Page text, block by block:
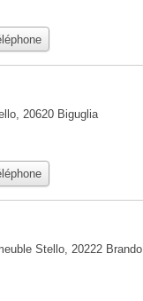
20620 Biguglia
Stello, 20222 Brando